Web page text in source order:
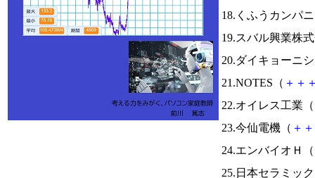
18.くふうカンパ
19.スバル興業株
20.ダイキョーニ
21.NOTES（ ＋ ＋
22.オイレス工業（
23.今仙電機（ ＋ ＋
24.エンバイオＨ（
25.日本セラミッ